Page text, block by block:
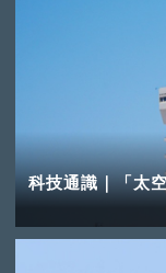
科技通識｜「太